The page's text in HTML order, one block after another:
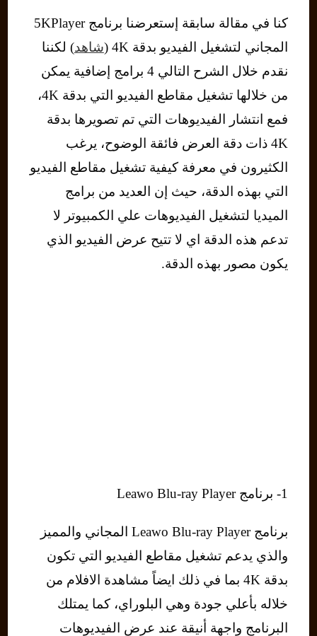
كنا في مقالة سابقة إستعرضنا برنامج 5KPlayer
المجاني لتشغيل الفيديو بدقة 4K (
شاهد) لكننا
نقدم خلال الشرح التالي 4 برامج إضافية يمكن
من خلالها تشغيل مقاطع الفيديو التي بدقة 4K،
فمع انتشار الفيديوهات التي تم تصويرها بدقة
4K ذات دقة العرض فائقة الوضوح، يرغب
الكثيرون في معرفة كيفية تشغيل مقاطع الفيديو
التي بهذه الدقة، حيث إن العديد من برامج
الميديا لتشغيل الفيديوهات علي الكمبيوتر لا
تدعم هذه الدقة اي لا تتيح عرض الفيديو الذي
يكون مصور بهذه الدقة.
1- برنامج Leawo Blu-ray Player
برنامج Leawo Blu-ray Player المجاني والمميز
والذي يدعم تشغيل مقاطع الفيديو التي تكون
بدقة 4K بما في ذلك ايضاً مشاهدة الافلام من
خلاله بأعلي جودة وهي البلوراي، كما يمتلك
البرنامج واجهة أنيقة عند عرض الفيديوهات